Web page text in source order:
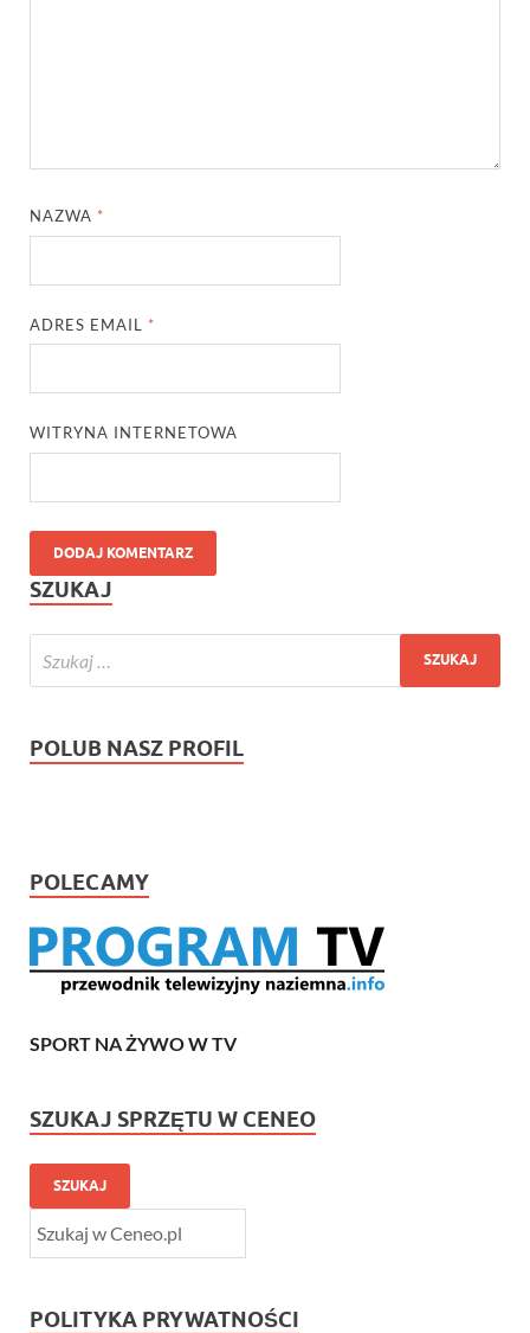
NAZWA *
ADRES EMAIL *
WITRYNA INTERNETOWA
SZUKAJ
POLUB NASZ PROFIL
POLECAMY
SPORT NA ŻYWO W TV
SZUKAJ SPRZĘTU W CENEO
SZUKAJ
POLITYKA PRYWATNOŚCI